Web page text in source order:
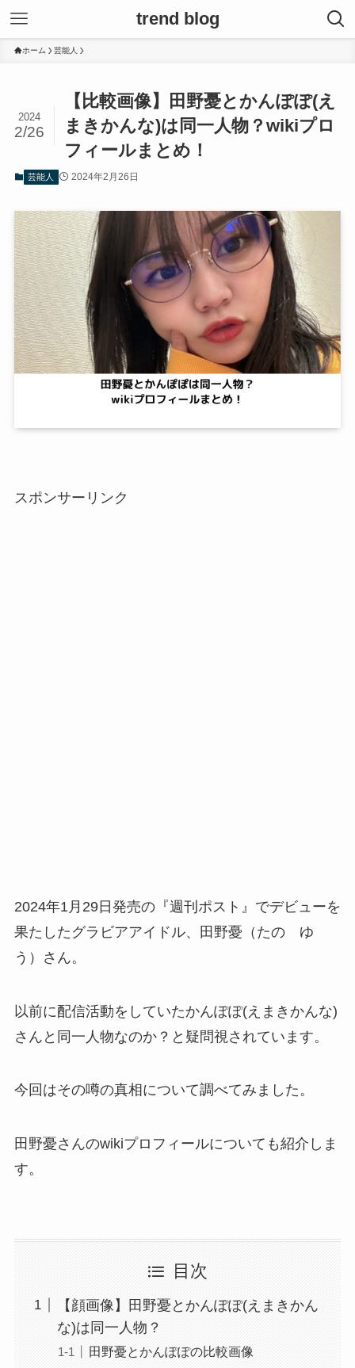
trend blog
ホーム 芸能人
【比較画像】田野憂とかんぽぽ(え
まきかんな)は同一人物？wikiプロ
フィールまとめ！
2024
2/26
芸能人 2024年2月26日
スポンサーリンク
2024年1月29日発売の『週刊ポスト』でデビューを
果たしたグラビアアイドル、田野憂（たの ゆ
う）さん。
以前に配信活動をしていたかんぽぽ(えまきかんな)
さんと同一人物なのか？と疑問視されています。
今回はその噂の真相について調べてみました。
田野憂さんのwikiプロフィールについても紹介しま
す。
目次
【顔画像】田野憂とかんぽぽ(えまきかん
な)は同一人物？
田野憂とかんぽぽの比較画像